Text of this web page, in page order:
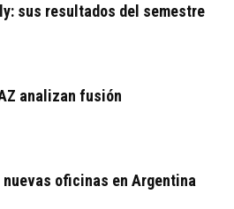
sus resultados del semestre
analizan fusión
nuevas oficinas en Argentina